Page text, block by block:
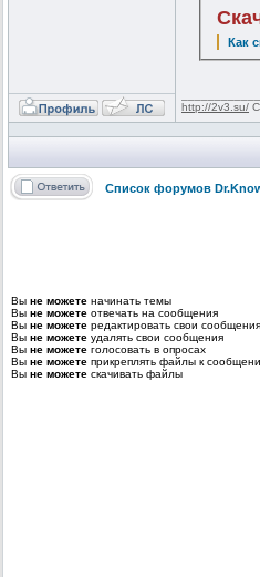
Как
http://2v3.su/
Список форумов
Вы не можете начинать темы
Вы не можете отвечать на сообщения
Вы не можете редактировать свои сообщения
Вы не можете удалять свои сообщения
Вы не можете голосовать в опросах
Вы не можете прикреплять файлы к
Вы не можете скачивать файлы